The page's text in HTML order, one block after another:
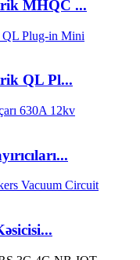
MHQC ...
QL Pl...